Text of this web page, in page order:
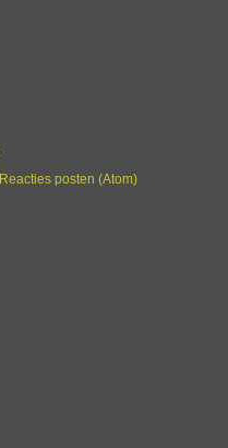
Reacties posten (Atom)